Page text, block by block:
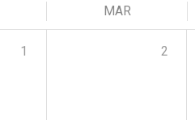
MAR
1 2